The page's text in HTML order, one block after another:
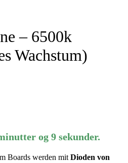
– 6500k
Wachstum)
og 9 sekunder.
Boards werden mit Dioden von